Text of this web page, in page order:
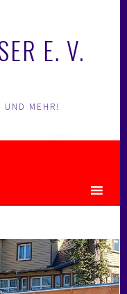
E. V.
MEHR!